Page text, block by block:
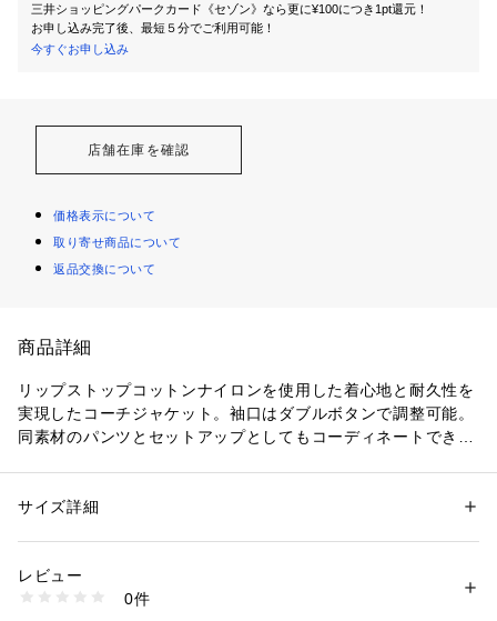
三井ショッピングパークカード《セゾン》なら更に¥100につき1pt還元！
お申し込み完了後、最短５分でご利用可能！
今すぐお申し込み
店舗在庫を確認
価格表示について
取り寄せ商品について
返品交換について
商品詳細
リップストップコットンナイロンを使用した着心地と耐久性を
実現したコーチジャケット。袖口はダブルボタンで調整可能。
同素材のパンツとセットアップとしてもコーディネートできる
ライトブルー モデル：H185 B95 W76 H96 着用サイズ：L
性別：メンズ
素材：表地 コットン76% ナイロン24% 裏地 ポリエステル100%
洗濯：手洗い可
※詳しい洗濯方法については、商品の品質表示タグをご覧ください
サイズ詳細
レビュー
0件